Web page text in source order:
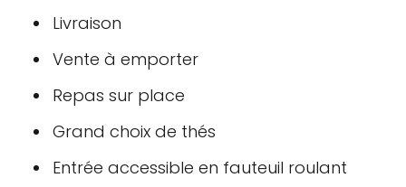
Livraison
Vente à emporter
Repas sur place
Grand choix de thés
Entrée accessible en fauteuil roulant